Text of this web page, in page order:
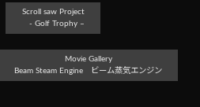
Scroll saw Project
- Golf Trophy –
Movie Gallery
Beam Steam Engine ビーム蒸気エンジン